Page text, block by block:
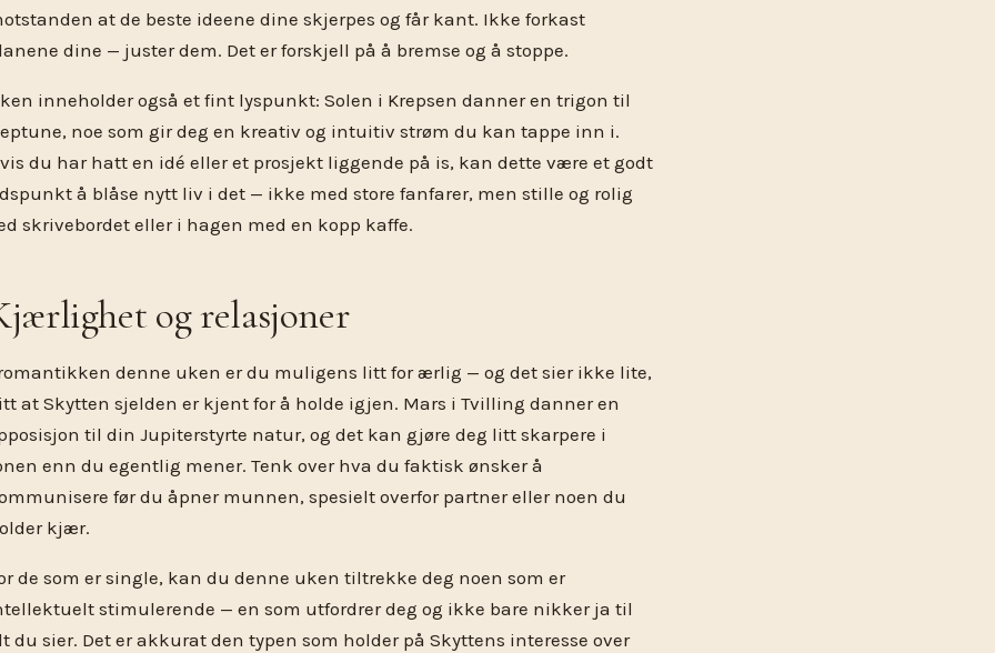
at de beste ideene dine skjerpes og får kant. Ikke forkast
dine — juster dem. Det er forskjell på å bremse og å stoppe.
inneholder også et fint lyspunkt: Solen i Krepsen danner en trigon til
noe som gir deg en kreativ og intuitiv strøm du kan tappe inn i.
du har hatt en idé eller et prosjekt liggende på is, kan dette være et godt
å blåse nytt liv i det — ikke med store fanfarer, men stille og rolig
skrivebordet eller i hagen med en kopp kaffe.
og relasjoner
denne uken er du muligens litt for ærlig — og det sier ikke lite,
at Skytten sjelden er kjent for å holde igjen. Mars i Tvilling danner en
til din Jupiterstyrte natur, og det kan gjøre deg litt skarpere i
enn du egentlig mener. Tenk over hva du faktisk ønsker å
før du åpner munnen, spesielt overfor partner eller noen du
kjær.
de som er single, kan du denne uken tiltrekke deg noen som er
stimulerende — en som utfordrer deg og ikke bare nikker ja til
du sier. Det er akkurat den typen som holder på Skyttens interesse over